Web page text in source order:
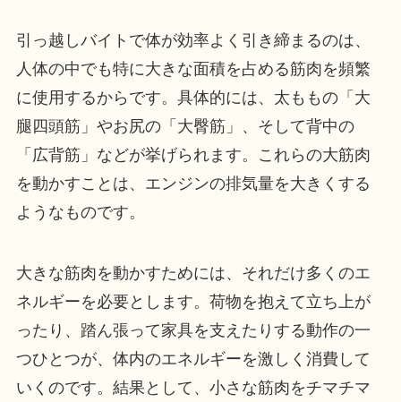
引っ越しバイトで体が効率よく引き締まるのは、
人体の中でも特に大きな面積を占める筋肉を頻繁
に使用するからです。具体的には、太ももの「大
腿四頭筋」やお尻の「大臀筋」、そして背中の
「広背筋」などが挙げられます。これらの大筋肉
を動かすことは、エンジンの排気量を大きくする
ようなものです。
大きな筋肉を動かすためには、それだけ多くのエ
ネルギーを必要とします。荷物を抱えて立ち上が
ったり、踏ん張って家具を支えたりする動作の一
つひとつが、体内のエネルギーを激しく消費して
いくのです。結果として、小さな筋肉をチマチマ